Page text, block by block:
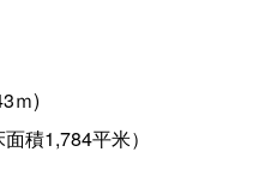
ｍ)
積1,784平米）